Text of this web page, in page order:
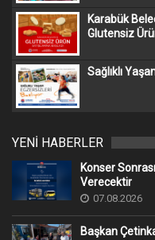
Karabük
Glutensiz
Sağlıklı
YENİ HABERLER
Konser
Verecektir
07.08.2026
Başkan